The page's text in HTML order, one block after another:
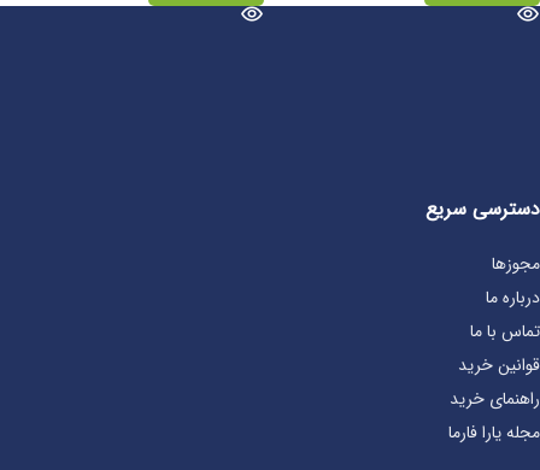
دسترسی سریع
مجوزها
درباره ما
تماس با ما
قوانین خرید
راهنمای خرید
مجله یارا فارما